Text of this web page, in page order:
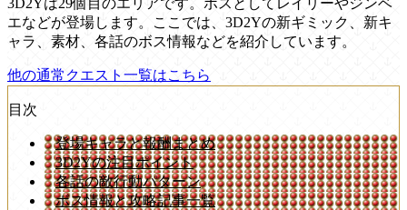
エなどが登場します。ここでは、3D2Yの新ギミック、新キ
ャラ、素材、各話のボス情報などを紹介しています。
他の通常クエスト一覧はこちら
目次
登場キャラと報酬まとめ
3D2Yの注目ポイント
各話の敵行動パターン
ボス情報と攻略記事一覧